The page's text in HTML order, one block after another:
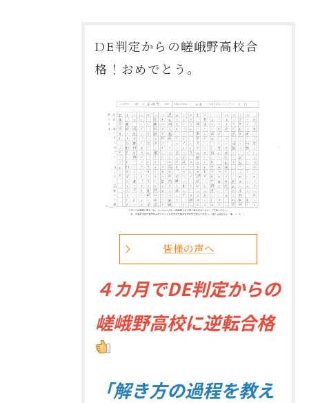
DE判定からの嵯峨野高校合
格！おめでとう。
皆様の声へ
４カ月でDE判定からの
嵯峨野高校に逆転合格
「解き方の過程を教え